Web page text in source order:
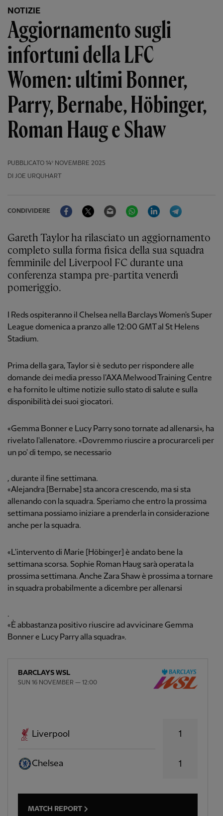
NOTIZIE
Aggiornamento sugli
infortuni della LFC
Women: ultimi Bonner,
Parry, Bernabe, Höbinger,
Roman Haug e Shaw
PUBBLICATO 14º NOVEMBRE 2025
DI JOE URQUHART
CONDIVIDERE
FacebookTwitter Email WhatsAppLinkedIn
Gareth Taylor ha rilasciato un aggiornamento
completo sulla forma fisica della sua squadra
femminile del Liverpool FC durante una
conferenza stampa pre-partita venerdì
pomeriggio.
I Reds ospiteranno il Chelsea nella Barclays Women's Super
League domenica a pranzo alle 12:00 GMT al St Helens
Stadium.
Prima della gara, Taylor si è seduto per rispondere alle
domande dei media presso l'AXA Melwood Training Centre
e ha fornito le ultime notizie sullo stato di salute e sulla
disponibilità dei suoi giocatori.
«Gemma Bonner e Lucy Parry sono tornate ad allenarsi», ha
rivelato l'allenatore. «Dovremmo riuscire a procurarceli per
un po' di tempo, se necessario
, durante il fine settimana.
«Alejandra [Bernabe] sta ancora crescendo, ma si sta
allenando con la squadra. Speriamo che entro la prossima
settimana possiamo iniziare a prenderla in considerazione
anche per la squadra.
«L'intervento di Marie [Höbinger] è andato bene la
settimana scorsa. Sophie Roman Haug sarà operata la
prossima settimana. Anche Zara Shaw è prossima a tornare
in squadra probabilmente a dicembre per allenarsi
.
«È abbastanza positivo riuscire ad avvicinare Gemma
Bonner e Lucy Parry alla squadra».
BARCLAYS WSL
SUN 16 NOVEMBER — 12:00
Liverpool
Chelsea
1
1
MATCH REPORT